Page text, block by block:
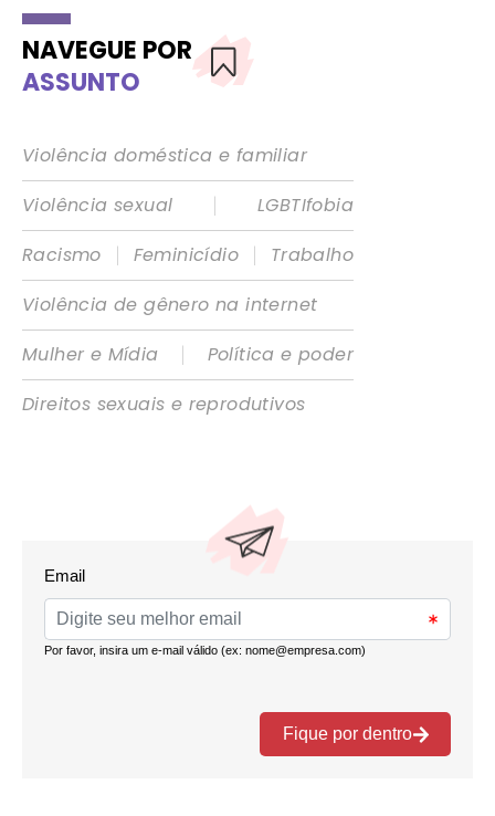
NAVEGUE POR
ASSUNTO
Violência doméstica e familiar
Violência sexual
|
LGBTIfobia
Racismo
| Feminicídio |
Trabalho
Violência de gênero na internet
Mulher e Mídia
|
Política e poder
Direitos sexuais e reprodutivos